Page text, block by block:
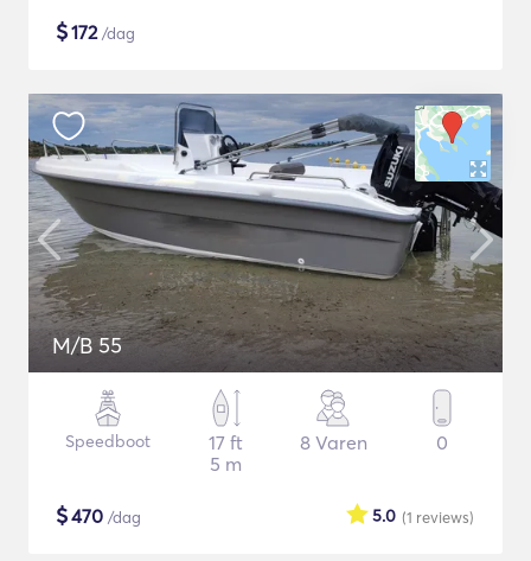
$172/dag
M/B 55
Speedboot
17 ft
5 m
8 Varen 0
$470 /dag (1 reviews)
5.0